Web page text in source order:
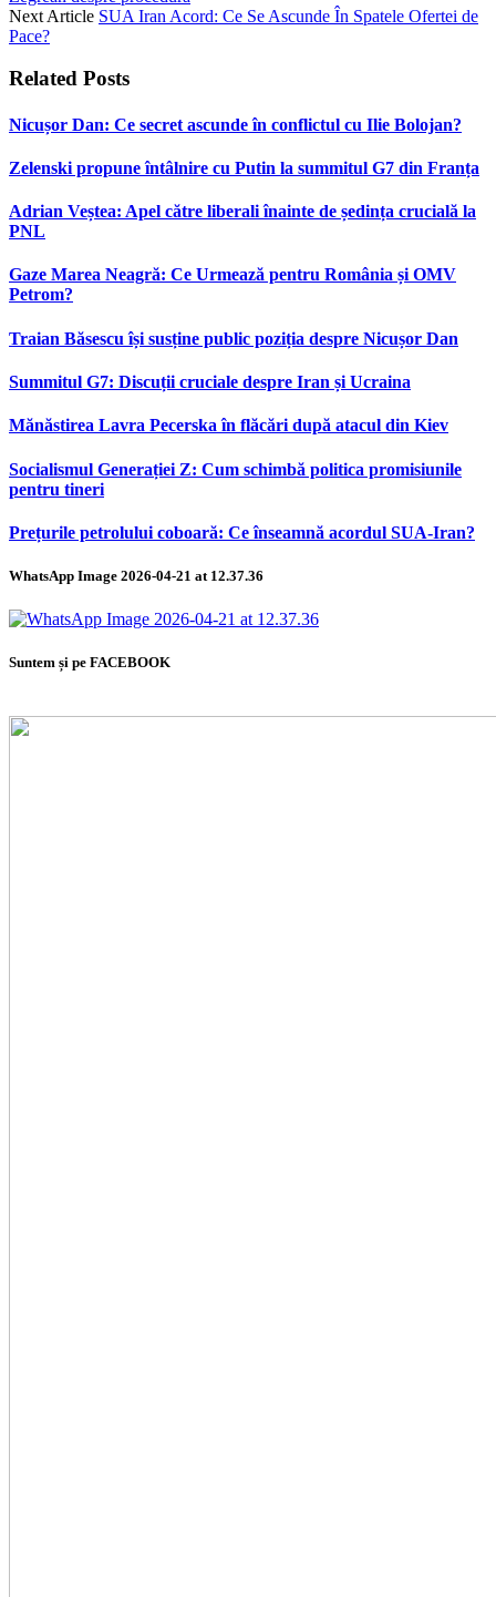
Next Article SUA Iran Acord: Ce Se Ascunde În Spatele Ofertei de
Pace?
Related Posts
Nicușor Dan: Ce secret ascunde în conflictul cu Ilie Bolojan?
Zelenski propune întâlnire cu Putin la summitul G7 din Franța
Adrian Veștea: Apel către liberali înainte de ședința crucială la
PNL
Gaze Marea Neagră: Ce Urmează pentru România și OMV
Petrom?
Traian Băsescu își susține public poziția despre Nicușor Dan
Summitul G7: Discuții cruciale despre Iran și Ucraina
Mănăstirea Lavra Pecerska în flăcări după atacul din Kiev
Socialismul Generației Z: Cum schimbă politica promisiunile
pentru tineri
Prețurile petrolului coboară: Ce înseamnă acordul SUA-Iran?
WhatsApp Image 2026-04-21 at 12.37.36
Suntem și pe FACEBOOK